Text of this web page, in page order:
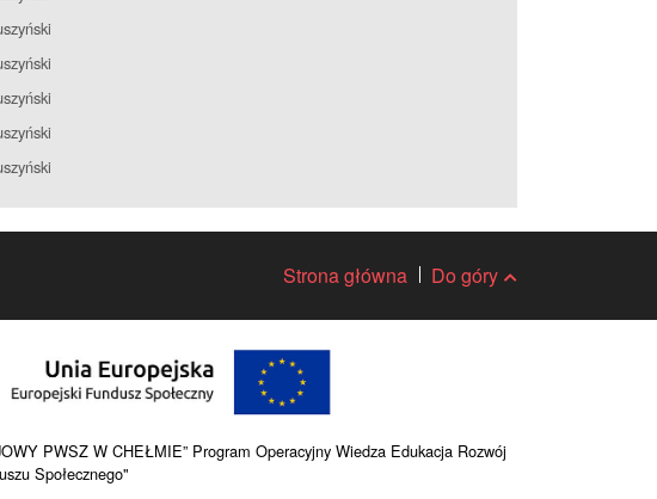
Strona główna Do góry
PWSZ W CHEŁMIE” Program Operacyjny Wiedza Edukacja Rozwój
Społecznego"